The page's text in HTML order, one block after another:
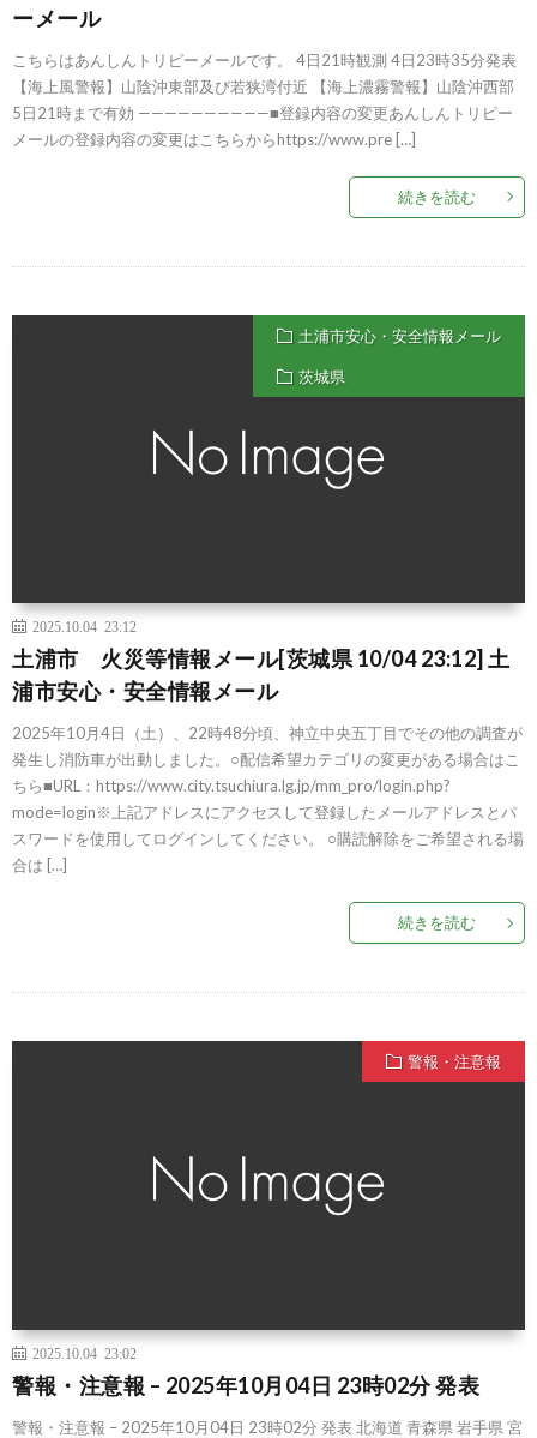
ーメール
こちらはあんしんトリピーメールです。 4日21時観測 4日23時35分発表
【海上風警報】山陰沖東部及び若狭湾付近 【海上濃霧警報】山陰沖西部
5日21時まで有効 ——————————■登録内容の変更あんしんトリピー
メールの登録内容の変更はこちらからhttps://www.pre […]
続きを読む
土浦市安心・安全情報メール
茨城県
2025.10.04 23:12
土浦市 火災等情報メール[茨城県 10/04 23:12] 土
浦市安心・安全情報メール
2025年10月4日（土）、22時48分頃、神立中央五丁目でその他の調査が
発生し消防車が出動しました。○配信希望カテゴリの変更がある場合はこ
ちら■URL：https://www.city.tsuchiura.lg.jp/mm_pro/login.php?
mode=login※上記アドレスにアクセスして登録したメールアドレスとパ
スワードを使用してログインしてください。 ○購読解除をご希望される場
合は […]
続きを読む
警報・注意報
2025.10.04 23:02
警報・注意報 – 2025年10月04日 23時02分 発表
警報・注意報 – 2025年10月04日 23時02分 発表 北海道 青森県 岩手県 宮